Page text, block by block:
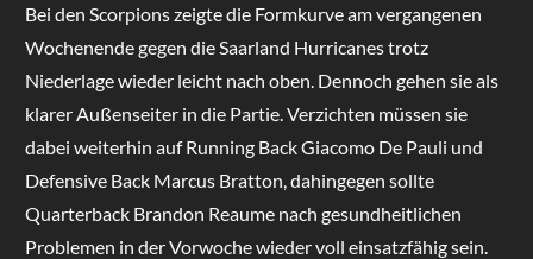
Bei den Scorpions zeigte die Formkurve am vergangenen
Wochenende gegen die Saarland Hurricanes trotz
Niederlage wieder leicht nach oben. Dennoch gehen sie als
klarer Außenseiter in die Partie. Verzichten müssen sie
dabei weiterhin auf Running Back Giacomo De Pauli und
Defensive Back Marcus Bratton, dahingegen sollte
Quarterback Brandon Reaume nach gesundheitlichen
Problemen in der Vorwoche wieder voll einsatzfähig sein.